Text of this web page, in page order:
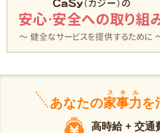
あなたの家事力
スキル
を
高時給 + 交通